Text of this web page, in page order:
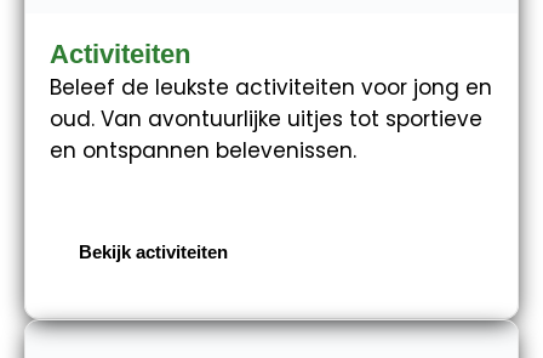
Activiteiten
Beleef de leukste activiteiten voor jong en
oud. Van avontuurlijke uitjes tot sportieve
en ontspannen belevenissen.
Bekijk activiteiten